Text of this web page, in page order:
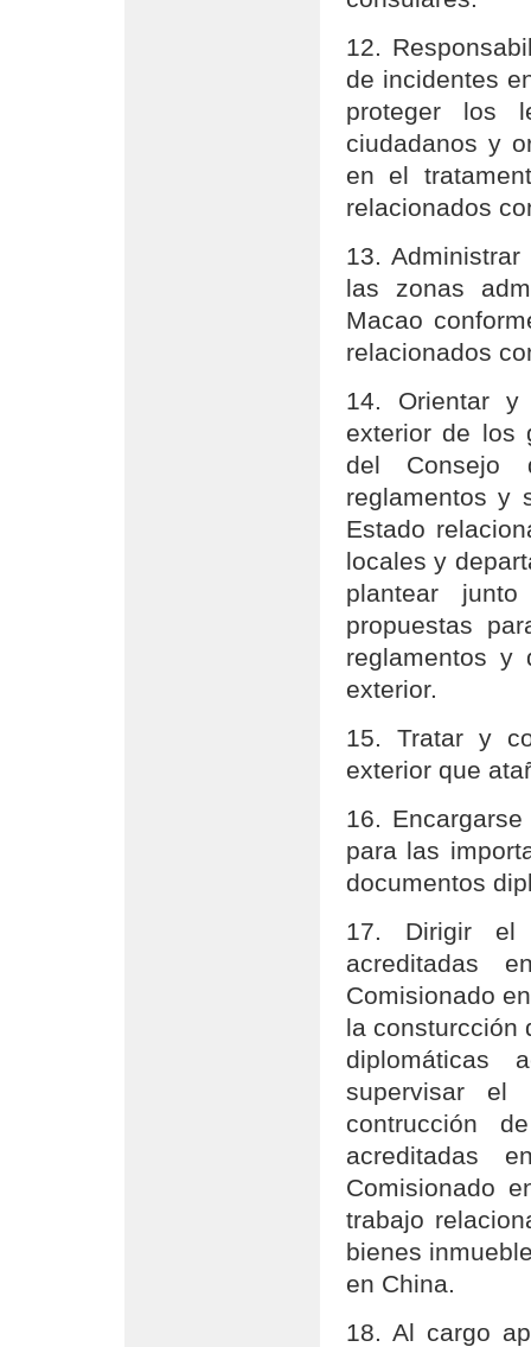
12.
de incidentes
proteger los
ciudadanos y
en el
relacionados
13.
las zonas
Macao
relacionados
14. Orientar
exterior de los
del Consejo
reglamentos y
Estado
locales y
plantear
propuestas
reglamentos y
exterior.
15. Tratar y
exterior que
16.
para las
documentos
17. Dirigir el
acreditadas
Comisionado
la consturcción
diplomáticas
supervisar el
contrucción
acreditadas
Comisionado
trabajo
bienes
en China.
18. Al cargo